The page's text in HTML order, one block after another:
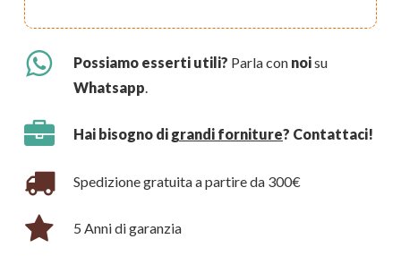
Possiamo esserti utili? Parla con noisu
Whatsapp
Hai bisogno di grandi forniture? Contattaci!
Spedizione gratuita a partire da 300€
5 Anni di garanzia